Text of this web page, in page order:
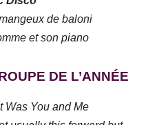
de baloni
et son piano
DE L’ANNÉE
Was You and Me